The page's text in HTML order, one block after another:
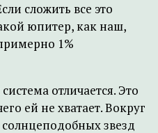
сложить все это
юпитер, как наш,
1%
отличается. Это
ей не хватает. Вокруг
звезд